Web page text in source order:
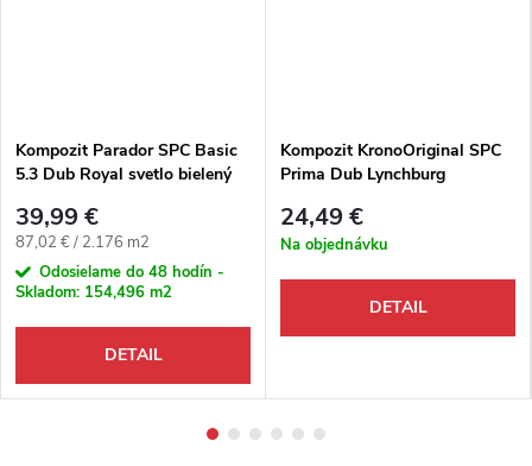
Kompozit Parador SPC Basic
5.3 Dub Royal svetlo bielený
39,99 €
Jednotková cena:
87,02 € / 2.176 m2
Odosielame do 48 hodín -
Skladom: 154,496 m2
DETAIL
Kompozit KronoOriginal SPC
Prima Dub Lynchburg
24,49 €
Na objednávku
DETAIL